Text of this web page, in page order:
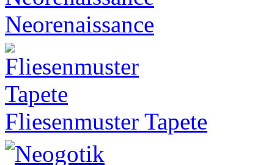
Neorenaissance
Fliesenmuster Tapete